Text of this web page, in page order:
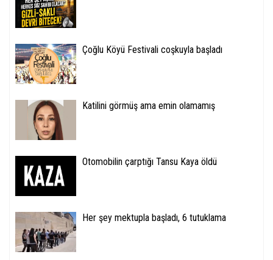
Çoğlu Köyü Festivali coşkuyla başladı
Katilini görmüş ama emin olamamış
Otomobilin çarptığı Tansu Kaya öldü
Her şey mektupla başladı, 6 tutuklama